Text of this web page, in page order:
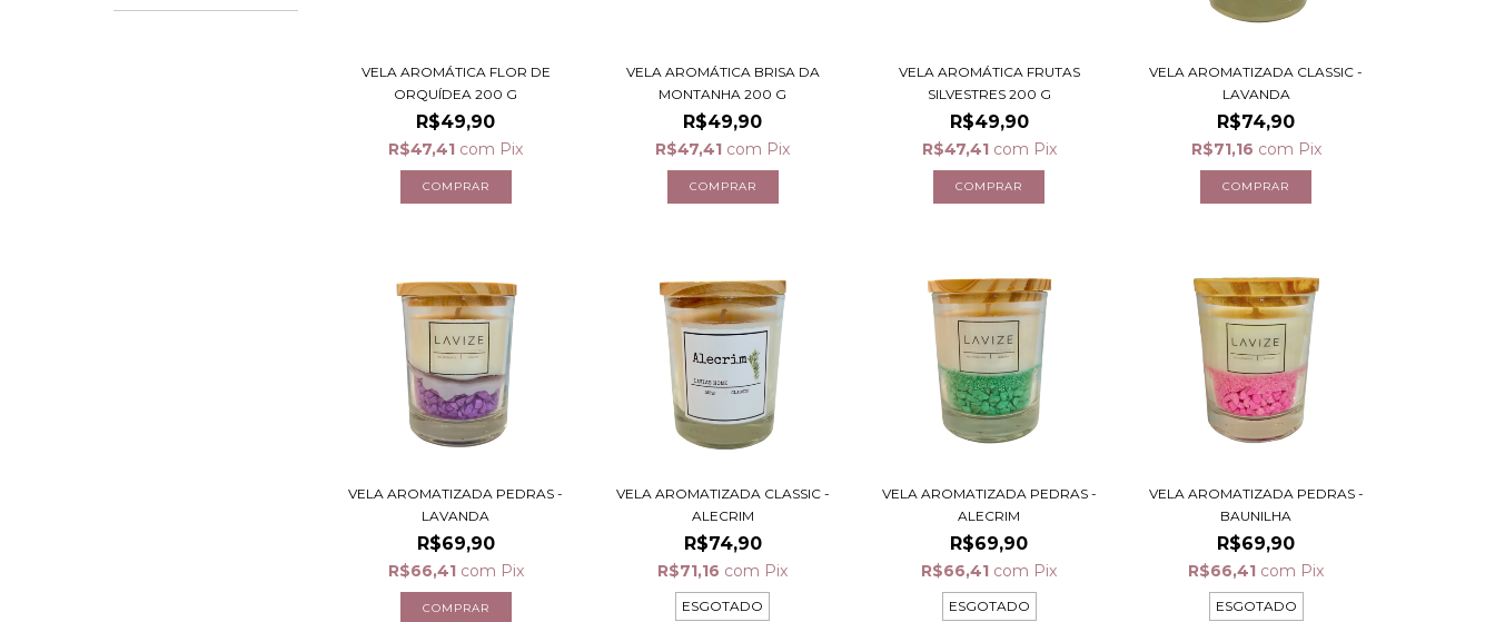
VELA AROMÁTICA FLOR DE
ORQUÍDEA 200 G
R$49,90
R$47,41 com Pix
VELA AROMÁTICA BRISA DA
MONTANHA 200 G
R$49,90
R$47,41 com Pix
VELA AROMÁTICA FRUTAS
SILVESTRES 200 G
R$49,90
R$47,41 com Pix
VELA AROMATIZADA CLASSIC -
LAVANDA
R$74,90
R$71,16 com Pix
VELA AROMATIZADA PEDRAS -
LAVANDA
R$69,90
R$66,41 com Pix
VELA AROMATIZADA CLASSIC -
ALECRIM
R$74,90
R$71,16 com Pix
ESGOTADO
VELA AROMATIZADA PEDRAS -
ALECRIM
R$69,90
R$66,41 com Pix
ESGOTADO
VELA AROMATIZADA PEDRAS -
BAUNILHA
R$69,90
R$66,41 com Pix
ESGOTADO